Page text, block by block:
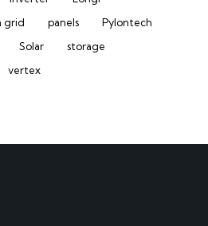
grid panels
Pylontech
Solar
storage
vertex